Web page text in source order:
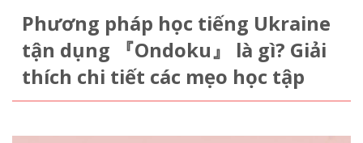
Phương pháp học tiếng Ukraine
tận dụng 『Ondoku』 là gì? Giải
thích chi tiết các mẹo học tập